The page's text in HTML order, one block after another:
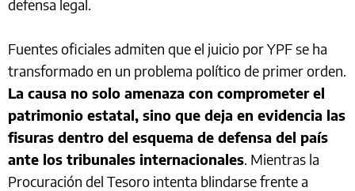
defensa legal.
Fuentes oficiales admiten que el juicio por YPF se ha
transformado en un problema político de primer orden.
La causa no solo amenaza con comprometer el
patrimonio estatal, sino que deja en evidencia las
fisuras dentro del esquema de defensa del país
ante los tribunales internacionales . Mientras la
Procuración del Tesoro intenta blindarse frente a